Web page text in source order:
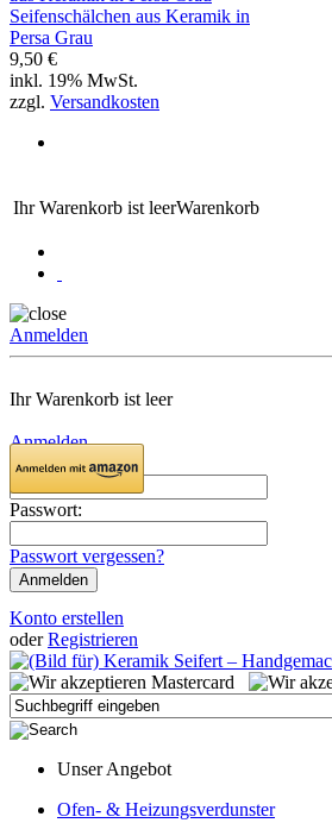
Seifenschälchen aus Keramik in
Persa Grau
9,50 €
inkl. 19% MwSt.
zzgl. Versandkosten
Ihr Warenkorb ist leerWarenkorb
Anmelden
Ihr Warenkorb ist leer
Anmelden
Email:
Passwort:
Passwort vergessen?
Konto erstellen
oder Registrieren
Unser Angebot
Ofen- & Heizungsverdunster